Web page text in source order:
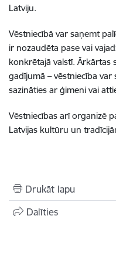
Latviju.
Vēstniecībā var saņemt
ir nozaudēta pase vai
konkrētajā valstī. Ārkārtas
gadījumā – vēstniecība
sazināties ar ģimeni vai
Vēstniecības arī organizē
Latvijas kultūru un
Drukāt lapu
Dalīties